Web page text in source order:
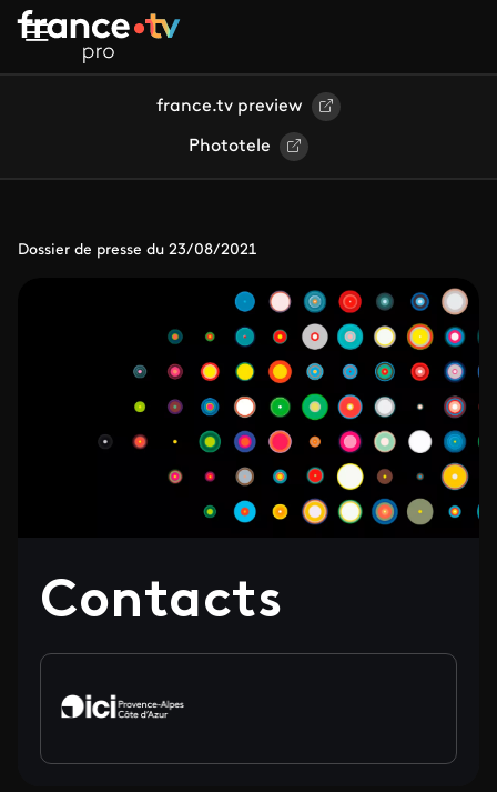
Aller au contenu principal
france.tv preview
Phototele
Dossier de presse du 23/08/2021
Contacts